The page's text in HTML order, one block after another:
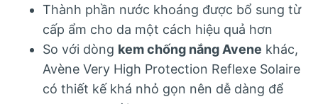
Thành phần nước khoáng được bổ sung từ
cấp ẩm cho da một cách hiệu quả hơn
So với dòng kem chống nắng Avene khác,
Avène Very High Protection Reflexe Solaire
có thiết kế khá nhỏ gọn nên dễ dàng để